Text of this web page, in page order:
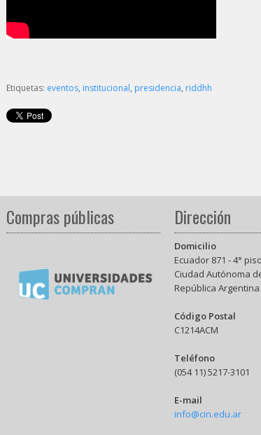
Etiquetas: eventos, institucional, presidencia, riddhh
Compras públicas Dirección
Domicilio
Ecuador 871 - 4° piso
Ciudad Autónoma
República Argentina
Código Postal
C1214ACM
Teléfono
(054 11) 5217-3101
E-mail
info@cin.edu.ar